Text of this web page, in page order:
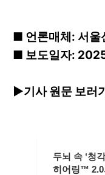
■ 언론매체: 서울
■ 보도일자:
▶기사 원문 보러
두뇌 속 ‘청
히어링™ 2.0